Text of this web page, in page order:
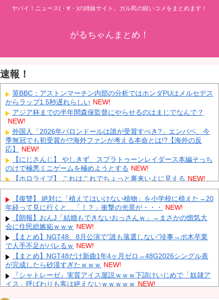
ヤバイ！ニュース(・∀・)の姉妹サイト。ガル民の鋭いコメをまとめます！
がるちゃんまとめ！
速報！
英BBC：アストンマーチン内部の分析ではホンダPUはメルセデス
からラップ1.5秒遅れらしい NEW!
アジア杯までの半年間森保監督にやらせるのはまじでなんで？
NEW!
外国人「2026年バロンドールは誰が受賞すべき?」エンバペ、今
季無冠でも初受賞か!?海外ファンが考える本命とは!?【海外の反
応】
NEW!
【にじさんじ】 やしきず、スプラトゥーンレイダース本編そっち
のけで極悪ミニゲームを極めようとする NEW!
【ホロライブ】 これはこれでちょっと裏来いよに見える NEW!
韓国人インフルエンサー(49)、日本で次々と車に衝突 計7台巻き
込み 八王子
NEW!
中国とロシア海軍艦艇4隻が日本列島を一周…防衛省が全航路を
公開！ NEW!
「あきれてモノが言えない」「国を維持できるの？」外国人の永
住許可要件の厳格化で在日中国人の本音は？
NEW!
【速報】 中露の武装軍艦4隻が日本一周『いつでも国家沈没させ
られるぞ』 NEW!
【為替相場】 ドル円は1ドル158円台半ば 介入警戒をしつつ円売
りが続行 NEW!
【復讐】 絶対に「植えてはいけない植物」を小学校に植えた→20
年経って見に行くと…「！？」衝撃の光景が・・・
NEW!
【朗報】おんJ「結婚もできないおっさんｗ」→まさかの惚気大
会に住民総嫉妬ｗｗｗ NEW!
【まとめ】NGT48、8月公演で”誰も落選しない”珍事→ポ木卒業
で人手不足がバレるｗ NEW!
【まとめ】NGT48だけ新曲1年4ヶ月ゼロ→48G2026シングル表
が完成したら砂漠すぎたｗｗｗ NEW!
『シャトレーゼ』実質アイス屋説ｗｗｗ下請けいじめで「奴隷ア
イス」呼ばわりも客は絶えないｗｗｗｗｗ NEW!